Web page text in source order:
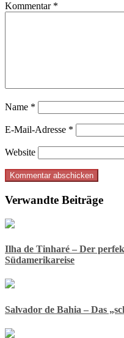
Kommentar *
Name *
E-Mail-Adresse *
Website
Verwandte Beiträge
Ilha de Tinharé – Der
Südamerikareise
Salvador de Bahia – Das